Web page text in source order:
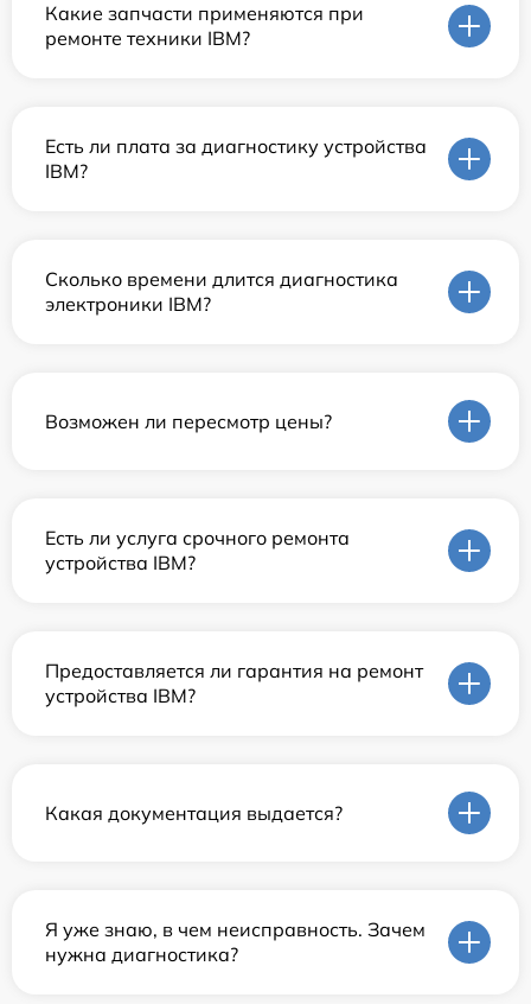
Какие запчасти применяются при
ремонте техники IBM?
Есть ли плата за диагностику устройства
IBM?
Сколько времени длится диагностика
электроники IBM?
Возможен ли пересмотр цены?
Есть ли услуга срочного ремонта
устройства IBM?
Предоставляется ли гарантия на ремонт
устройства IBM?
Какая документация выдается?
Я уже знаю, в чем неисправность. Зачем
нужна диагностика?